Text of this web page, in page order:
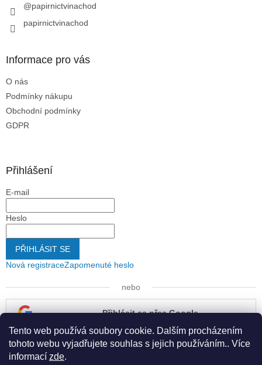
Tento web používá soubory cookie. Dalším procházením
tohoto webu vyjadřujete souhlas s jejich používáním.. Více
informací zde.
@papirnictvinachod
papirnictvinachod
Informace pro vás
O nás
Podmínky nákupu
Obchodní podmínky
GDPR
Přihlášení
E-mail
Heslo
PŘIHLÁSIT SE
Nová registraceZapomenuté heslo
nebo
Přihlásit se přes Google
Přihlásit se přes Seznam